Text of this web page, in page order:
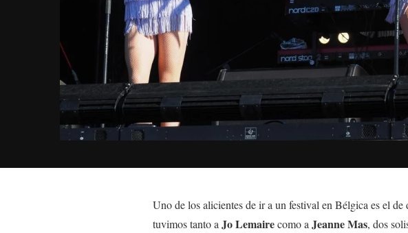
Uno de los alicientes de ir a un festival en Bélgica es el
tuvimos tanto aJo Lemairecomo aJeanne Mas, dos